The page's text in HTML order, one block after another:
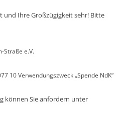
und Ihre Großzügigkeit sehr! Bitte
Straße e.V.
10 Verwendungszweck „Spende NdK“
können Sie anfordern unter